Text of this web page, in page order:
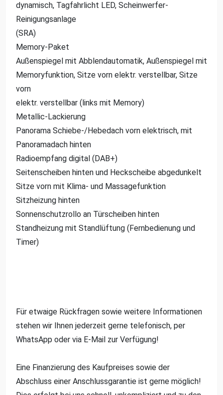
dynamisch, Tagfahrlicht LED, Scheinwerfer-
Reinigungsanlage
(SRA)
Memory-Paket
Außenspiegel mit Abblendautomatik, Außenspiegel mit
Memoryfunktion, Sitze vorn elektr. verstellbar, Sitze
vorn
elektr. verstellbar (links mit Memory)
Metallic-Lackierung
Panorama Schiebe-/Hebedach vorn elektrisch, mit
Panoramadach hinten
Radioempfang digital (DAB+)
Seitenscheiben hinten und Heckscheibe abgedunkelt
Sitze vorn mit Klima- und Massagefunktion
Sitzheizung hinten
Sonnenschutzrollo an Türscheiben hinten
Standheizung mit Standlüftung (Fernbedienung und
Timer)
Für etwaige Rückfragen sowie weitere Informationen
stehen wir Ihnen jederzeit gerne telefonisch, per
WhatsApp oder via E-Mail zur Verfügung!
Eine Finanzierung des Kaufpreises sowie der
Abschluss einer Anschlussgarantie ist gerne möglich!